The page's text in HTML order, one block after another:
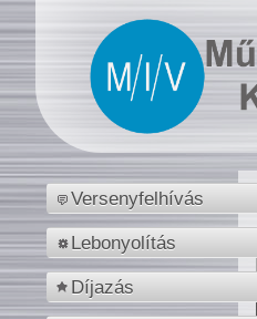
Versenyfelhívás
Lebonyolítás
Díjazás